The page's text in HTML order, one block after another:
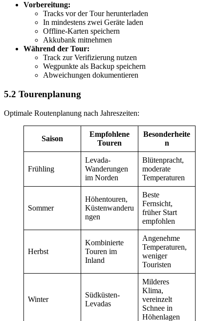
Vorbereitung:
Tracks vor der Tour herunterladen
In mindestens zwei Geräte laden
Offline-Karten speichern
Akkubank mitnehmen
Während der Tour:
Track zur Verifizierung nutzen
Wegpunkte als Backup speichern
Abweichungen dokumentieren
5.2 Tourenplanung
Optimale Routenplanung nach Jahreszeiten:
Saison
Empfohlene
Touren
Besonderheite
n
Frühling
Levada-
Wanderungen
im Norden
Blütenpracht,
moderate
Temperaturen
Sommer
Höhentouren,
Küstenwanderu
ngen
Beste
Fernsicht,
früher Start
empfohlen
Herbst
Kombinierte
Touren im
Inland
Angenehme
Temperaturen,
weniger
Touristen
Winter
Südküsten-
Levadas
Milderes
Klima,
vereinzelt
Schnee in
Höhenlagen